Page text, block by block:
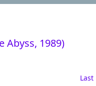
Abyss, 1989)